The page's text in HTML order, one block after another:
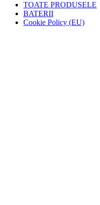
TOATE PRODUSELE
BATERII
Cookie Policy (EU)